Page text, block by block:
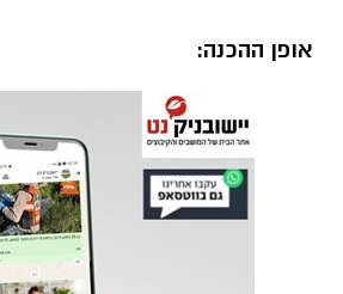
אופן ההכנה: